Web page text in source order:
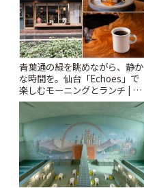
青葉通の緑を眺めながら、静か
な時間を。仙台「Echoes」で
楽しむモーニングとランチ | こ
とりっぷ